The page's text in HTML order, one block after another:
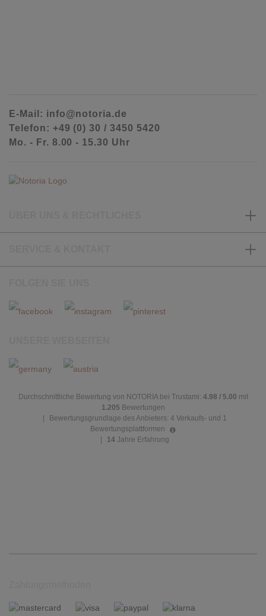
E-Mail: info@notoria.de
Telefon: +49 (0) 30 / 3450 5420
Mo. - Fr. 8.00 - 15.30 Uhr
Durchschnittliche Bewertung von NOTORIA bei Trustami: 4.98 / 5.00 mit
1.205 Bewertungen
Bewertungsgrundlage des Anbieters: 4 Verkaufs- und 1
Bewertungsplattformen
14 Jahre Erfahrung